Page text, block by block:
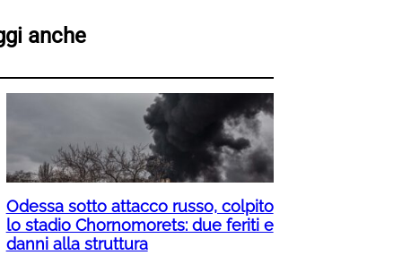
anche
Odessa sotto attacco russo, colpito
lo stadio Chornomorets: due feriti e
danni alla struttura